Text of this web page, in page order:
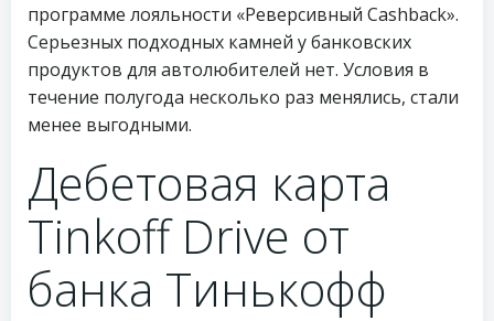
программе лояльности «Реверсивный Cashback».
Серьезных подходных камней у банковских
продуктов для автолюбителей нет. Условия в
течение полугода несколько раз менялись, стали
менее выгодными.
Дебетовая карта
Tinkoff Drive от
банка Тинькофф